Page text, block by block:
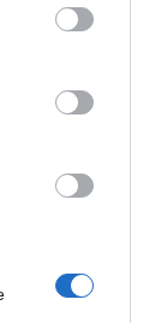
may click to
party tags to
below Google